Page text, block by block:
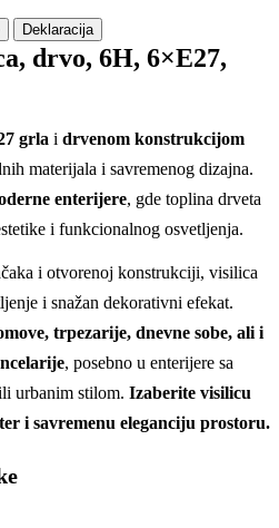
Deklaracija
drvo, 6H, 6×E27,
grla i drvenom konstrukcijom
materijala i savremenog dizajna.
enterijere, gde toplina drveta
i funkcionalnog osvetljenja.
i otvorenoj konstrukciji, visilica
i snažan dekorativni efekat.
trpezarije, dnevne sobe, ali i
, posebno u enterijere sa
urbanim stilom. Izaberite visilicu
i savremenu eleganciju prostoru.